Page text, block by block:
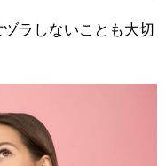
ラしないことも大切